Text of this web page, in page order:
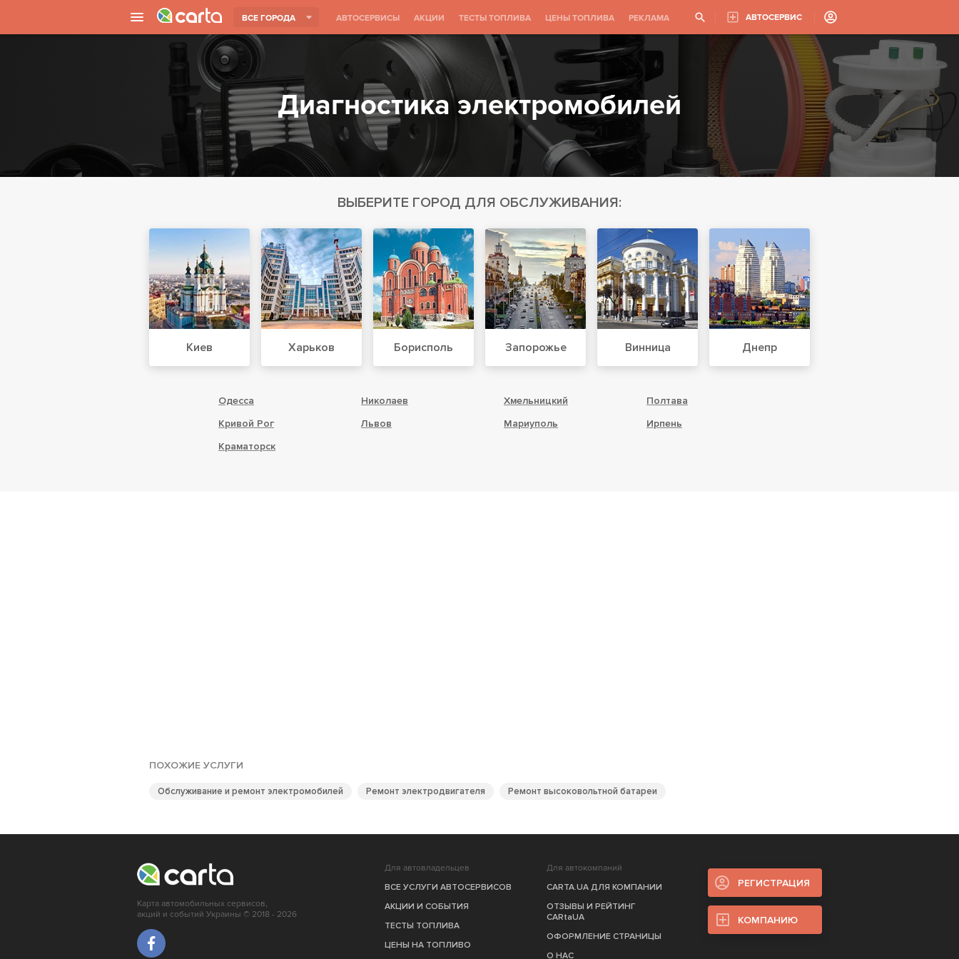
ВСЕ ГОРОДА АВТОСЕРВИСЫ АКЦИИ ТЕСТЫ ТОПЛИВА ЦЕНЫ ТОПЛИВА РЕКЛАМА АВТОСЕРВИС
Диагностика электромобилей
ВЫБЕРИТЕ ГОРОД ДЛЯ ОБСЛУЖИВАНИЯ:
Киев Харьков Борисполь Запорожье Винница Днепр
Одесса Николаев Хмельницкий
Полтава
Кривой Рог
Львов Мариуполь
Ирпень
Краматорск
ПОХОЖИЕ УСЛУГИ
Обслуживание и ремонт электромобилей Ремонт электродвигателя Ремонт высоковольтной батареи
Карта автомобильных сервисов,
акций и событий Украины © 2018 - 2026
Для автовладельцев
ВСЕ УСЛУГИ АВТОСЕРВИСОВ
АКЦИИ И СОБЫТИЯ
ТЕСТЫ ТОПЛИВА
ЦЕНЫ НА ТОПЛИВО
Для автокомпаний
CARTA.UA ДЛЯ КОМПАНИИ
ОТЗЫВЫ И РЕЙТИНГ
CARtaUA
ОФОРМЛЕНИЕ СТРАНИЦЫ
О НАС
РЕГИСТРАЦИЯ
КОМПАНИЮ